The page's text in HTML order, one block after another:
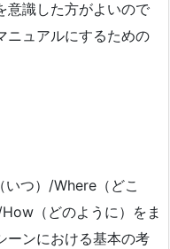
意識した方がよいので
ニュアルにするための
つ）/Where（どこ
（どのように）をま
ーンにおける基本の考